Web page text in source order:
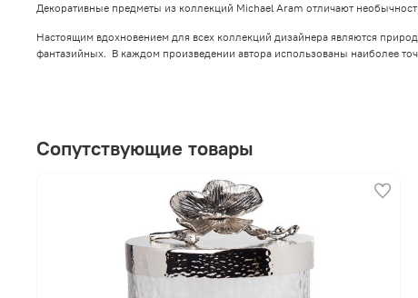
Декоративные предметы из коллекций Michael Aram отличают
Настоящим вдохновением для всех коллекций дизайнера являются
фантазийных. В каждом произведении автора использованы наиболее
Сопутствующие товары